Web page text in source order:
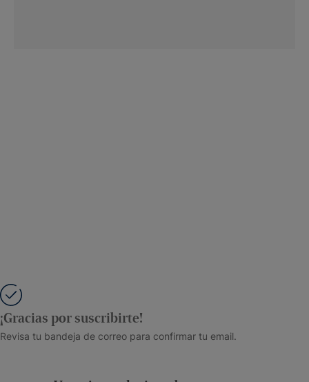
¡Gracias por suscribirte!
Revisa tu bandeja de correo para confirmar tu email.